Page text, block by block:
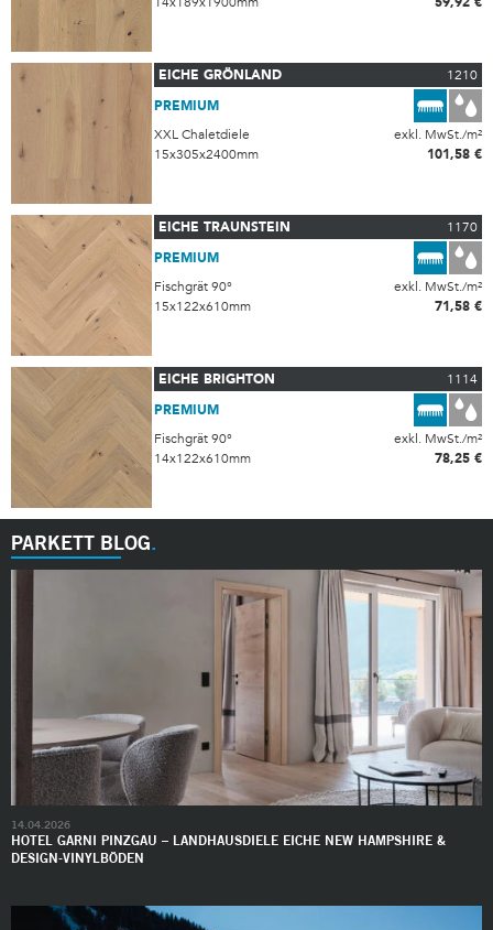
EICHE GRÖNLAND
1210
PREMIUM
XXL Chaletdiele
exkl. MwSt./m²
15x305x2400mm
101,58 €
EICHE TRAUNSTEIN
1170
PREMIUM
Fischgrät 90°
exkl. MwSt./m²
15x122x610mm
71,58 €
EICHE BRIGHTON
1114
PREMIUM
Fischgrät 90°
exkl. MwSt./m²
14x122x610mm
78,25 €
PARKETT BLOG
HOTEL GARNI PINZGAU – LANDHAUSDIELE EICHE NEW HAMPSHIRE &
DESIGN-VINYLBÖDEN
14.04.2026